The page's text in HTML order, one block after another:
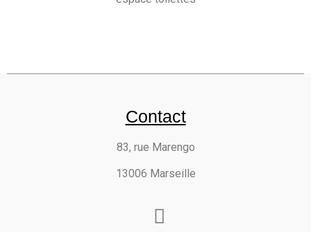
Contact
83, rue Marengo
13006 Marseille